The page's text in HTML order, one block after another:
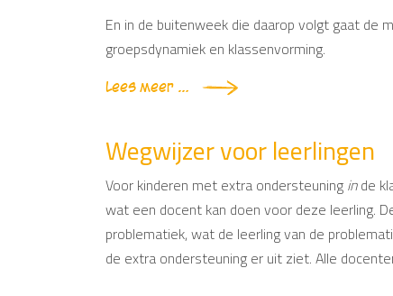
En in de buitenweek die daarop volgt gaat de
groepsdynamiek en klassenvorming.
Lees meer …
Wegwijzer voor leerlingen
Voor kinderen met extra ondersteuninginde
wat een docent kan doen voor deze leerling.
problematiek, wat de leerling van de
de extra ondersteuning er uit ziet. Alle